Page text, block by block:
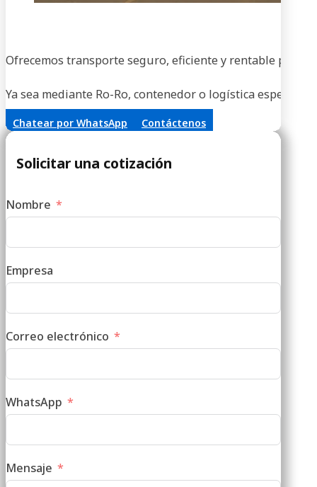
Ofrecemos transporte seguro, eficiente y rentable para
Ya sea mediante Ro-Ro, contenedor o logística
Chatear por WhatsApp Contáctenos
Solicitar una cotización
Nombre
Empresa
Correo electrónico
WhatsApp
Mensaje